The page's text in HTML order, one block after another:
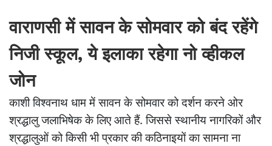
वाराणसी में सावन के सोमवार को बंद रहेंगे
निजी स्कूल, ये इलाका रहेगा नो व्हीकल
जोन
काशी विश्वनाथ धाम में सावन के सोमवार को दर्शन करने ओर
श्रद्धालु जलाभिषेक के लिए आते हैं. जिससे स्थानीय नागरिकों और
श्रद्धालुओं को किसी भी प्रकार की कठिनाइयों का सामना ना